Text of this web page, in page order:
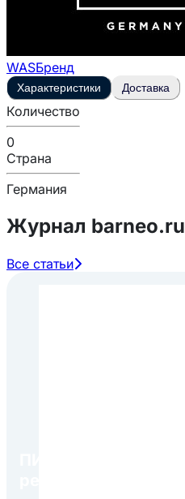
WASБренд
Характеристики Доставка
Количество
0
Страна
Германия
Журнал barneo.ru
Все статьи